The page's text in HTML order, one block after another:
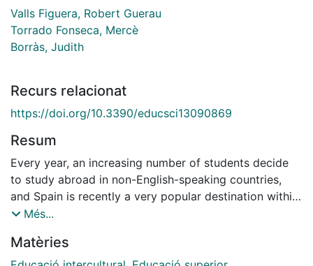
Valls Figuera, Robert Guerau
Torrado Fonseca, Mercè
Borràs, Judith
Recurs relacionat
https://doi.org/10.3390/educsci13090869
Resum
Every year, an increasing number of students decide
to study abroad in non-English-speaking countries,
and Spain is recently a very popular destination within
Latin American and Caribbean (LAC) communities.
impact of international student mobility (ISM) on
students' multicultural identity and career
Més...
Matèries